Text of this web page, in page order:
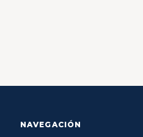
NAVEGACIÓN